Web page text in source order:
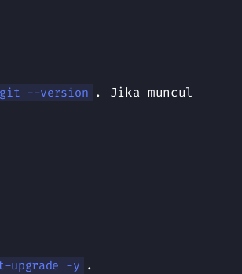
git --version . Jika muncul
upgrade -y .